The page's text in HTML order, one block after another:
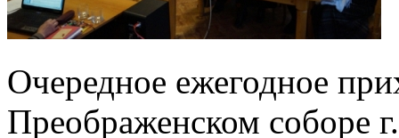
Очередное ежегодное
Преображенском соборе